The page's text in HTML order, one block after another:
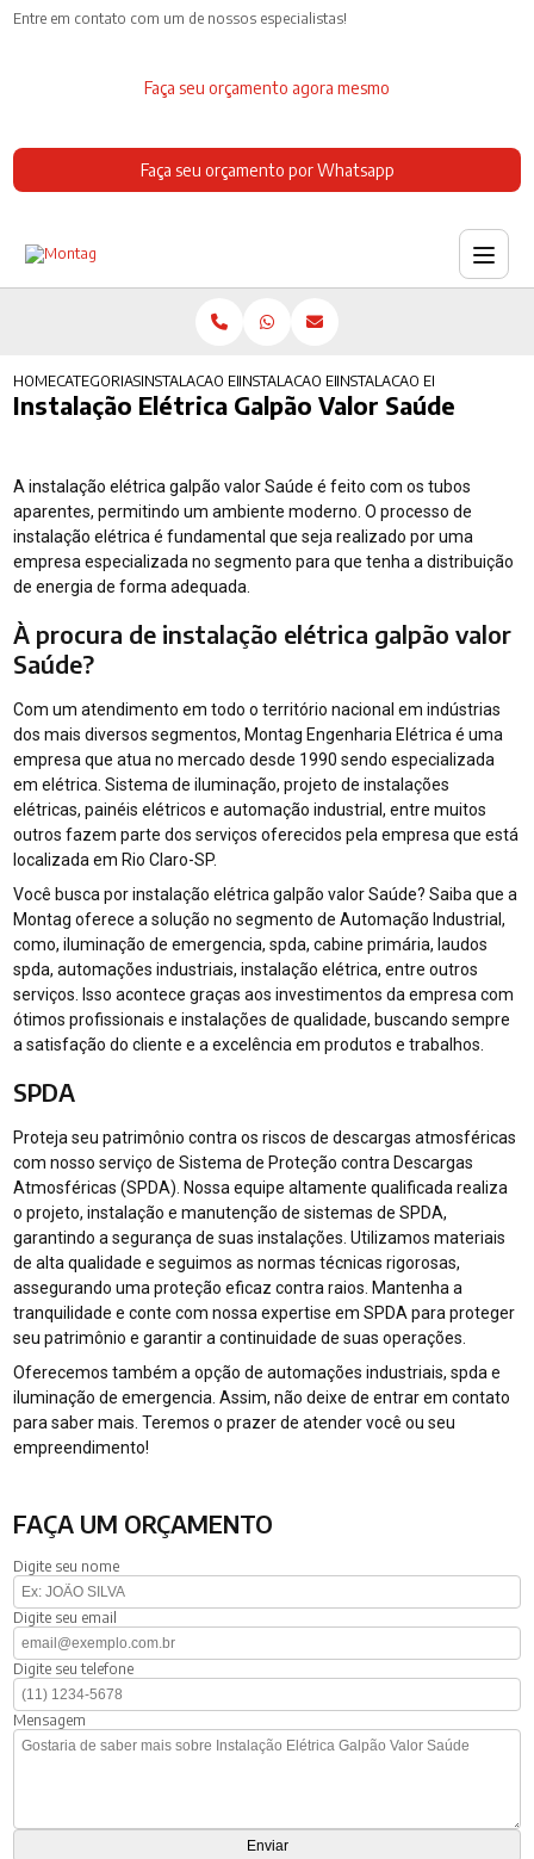
Entre em contato com um de nossos especialistas!
Faça seu orçamento agora mesmo
Faça seu orçamento por Whatsapp
HOMECATEGORIASINSTALACAO ELETRICAINSTALACAO ELETRICA ESTILO INDUSTRIAL
INSTALACAO ELETRICA
Instalação Elétrica Galpão Valor Saúde
A instalação elétrica galpão valor Saúde é feito com os tubos
aparentes, permitindo um ambiente moderno. O processo de
instalação elétrica é fundamental que seja realizado por uma
empresa especializada no segmento para que tenha a distribuição
de energia de forma adequada.
À procura de instalação elétrica galpão valor
Saúde?
Com um atendimento em todo o território nacional em indústrias
dos mais diversos segmentos, Montag Engenharia Elétrica é uma
empresa que atua no mercado desde 1990 sendo especializada
em elétrica. Sistema de iluminação, projeto de instalações
elétricas, painéis elétricos e automação industrial, entre muitos
outros fazem parte dos serviços oferecidos pela empresa que está
localizada em Rio Claro-SP.
Você busca por instalação elétrica galpão valor Saúde? Saiba que a
Montag oferece a solução no segmento de Automação Industrial,
como, iluminação de emergencia, spda, cabine primária, laudos
spda, automações industriais, instalação elétrica, entre outros
serviços. Isso acontece graças aos investimentos da empresa com
ótimos profissionais e instalações de qualidade, buscando sempre
a satisfação do cliente e a excelência em produtos e trabalhos.
SPDA
Proteja seu patrimônio contra os riscos de descargas atmosféricas
com nosso serviço de Sistema de Proteção contra Descargas
Atmosféricas (SPDA). Nossa equipe altamente qualificada realiza
o projeto, instalação e manutenção de sistemas de SPDA,
garantindo a segurança de suas instalações. Utilizamos materiais
de alta qualidade e seguimos as normas técnicas rigorosas,
assegurando uma proteção eficaz contra raios. Mantenha a
tranquilidade e conte com nossa expertise em SPDA para proteger
seu patrimônio e garantir a continuidade de suas operações.
Oferecemos também a opção de automações industriais, spda e
iluminação de emergencia. Assim, não deixe de entrar em contato
para saber mais. Teremos o prazer de atender você ou seu
empreendimento!
FAÇA UM ORÇAMENTO
Digite seu nome
Digite seu email
Digite seu telefone
Mensagem